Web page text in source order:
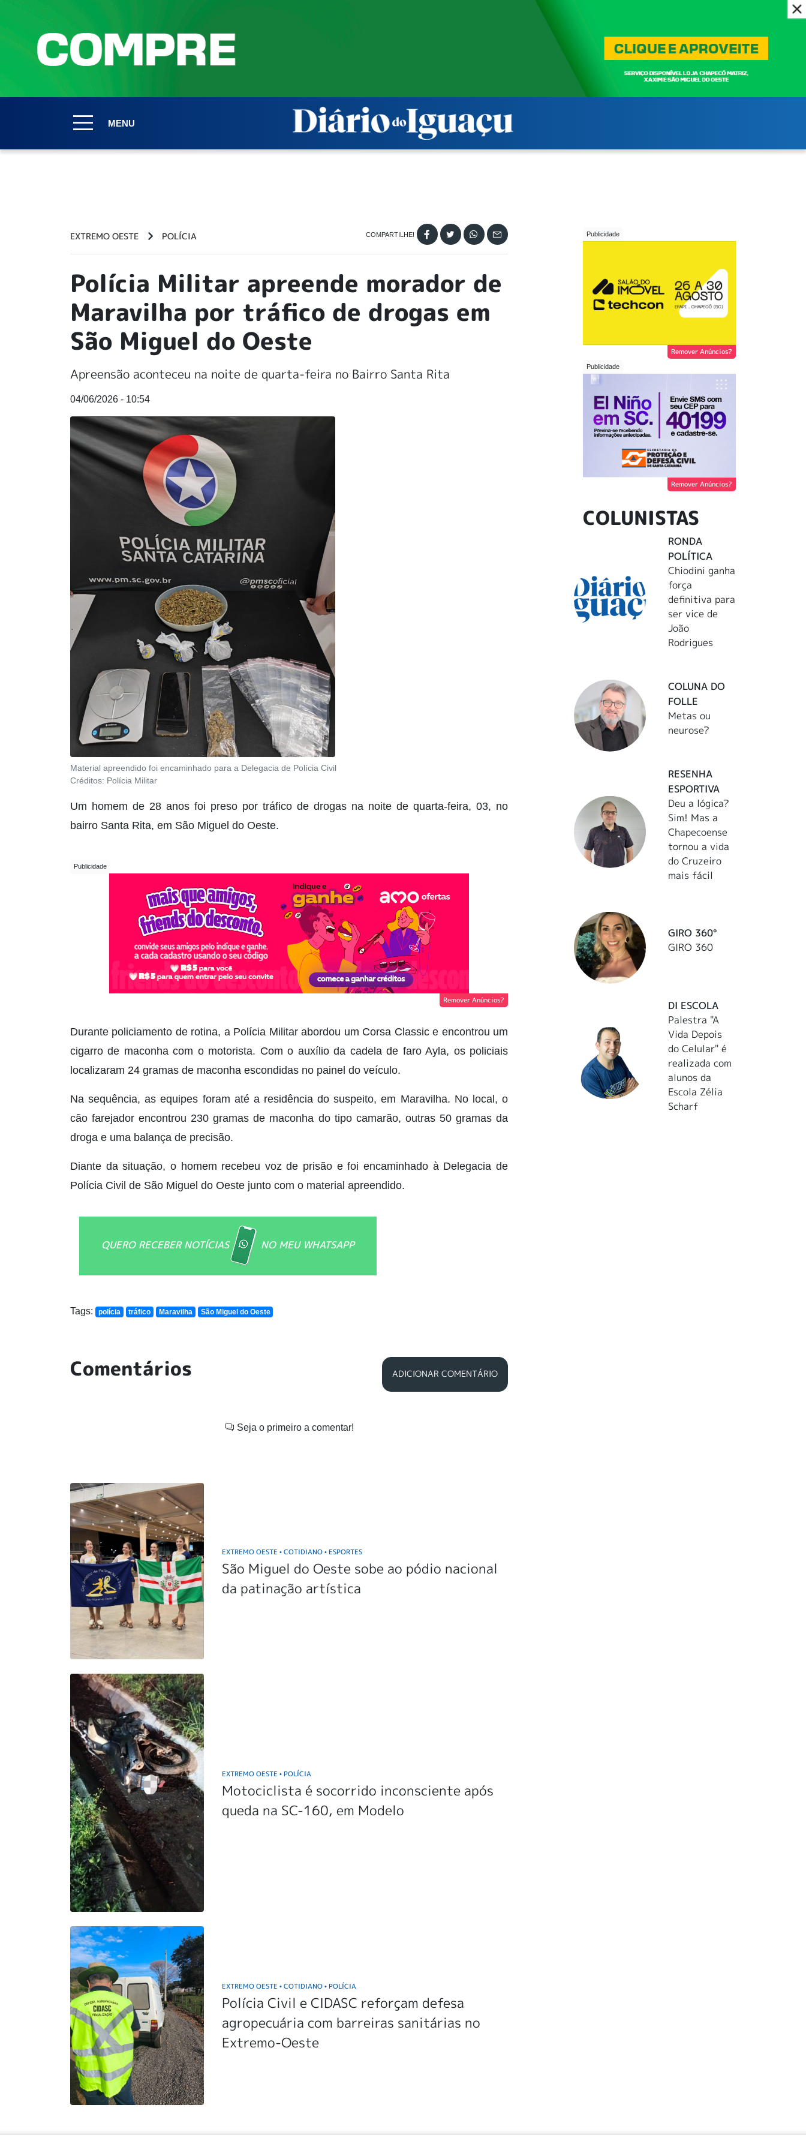
MENU
EXTREMO OESTE POLÍCIA
Polícia Militar apreende morador de
Maravilha por tráfico de drogas em
São Miguel do Oeste
Apreensão aconteceu na noite de quarta-feira no Bairro Santa Rita
04/06/2026 - 10:54
Material apreendido foi encaminhado para a Delegacia de Polícia Civil
Créditos: Polícia Militar
Um homem de 28 anos foi preso por tráfico de drogas na noite de quarta-feira, 03, no
bairro Santa Rita, em São Miguel do Oeste.
Remover Anúncios?
Durante policiamento de rotina, a Polícia Militar abordou um Corsa Classic e encontrou um
cigarro de maconha com o motorista. Com o auxílio da cadela de faro Ayla, os policiais
localizaram 24 gramas de maconha escondidas no painel do veículo.
Na sequência, as equipes foram até a residência do suspeito, em Maravilha. No local, o
cão farejador encontrou 230 gramas de maconha do tipo camarão, outras 50 gramas da
droga e uma balança de precisão.
Diante da situação, o homem recebeu voz de prisão e foi encaminhado à Delegacia de
Polícia Civil de São Miguel do Oeste junto com o material apreendido.
QUERO RECEBER NOTÍCIAS NO MEU WHATSAPP
Tags: polícia tráfico Maravilha São Miguel do Oeste
Comentários ADICIONAR COMENTÁRIO
Seja o primeiro a comentar!
EXTREMO OESTE• COTIDIANO• ESPORTES
São Miguel do Oeste sobe ao pódio nacional
da patinação artística
EXTREMO OESTE• POLÍCIA
Motociclista é socorrido inconsciente após
queda na SC-160, em Modelo
EXTREMO OESTE• COTIDIANO• POLÍCIA
Polícia Civil e CIDASC reforçam defesa
agropecuária com barreiras sanitárias no
Extremo-Oeste
Remover Anúncios?
Remover Anúncios?
COLUNISTAS
RONDA
POLÍTICA
Chiodini ganha
força
definitiva para
ser vice de
João
Rodrigues
COLUNA DO
FOLLE
Metas ou
neurose?
RESENHA
ESPORTIVA
Deu a lógica?
Sim! Mas a
Chapecoense
tornou a vida
do Cruzeiro
mais fácil
GIRO 360°
GIRO 360
DI ESCOLA
Palestra "A
Vida Depois
do Celular" é
realizada com
alunos da
Escola Zélia
Scharf